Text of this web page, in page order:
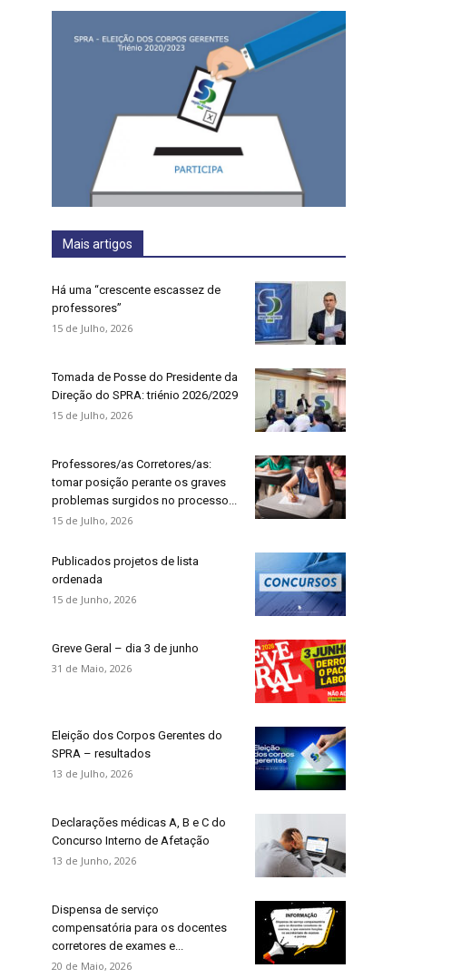
Mais artigos
Há uma “crescente escassez de
professores”
15 de Julho, 2026
Tomada de Posse do Presidente da
Direção do SPRA: triénio 2026/2029
15 de Julho, 2026
Professores/as Corretores/as:
tomar posição perante os graves
problemas surgidos no processo...
15 de Julho, 2026
Publicados projetos de lista
ordenada
15 de Junho, 2026
Greve Geral – dia 3 de junho
31 de Maio, 2026
Eleição dos Corpos Gerentes do
SPRA – resultados
13 de Julho, 2026
Declarações médicas A, B e C do
Concurso Interno de Afetação
13 de Junho, 2026
Dispensa de serviço
compensatória para os docentes
corretores de exames e...
20 de Maio, 2026